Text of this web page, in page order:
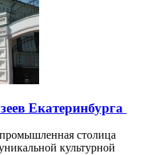
Екатеринбурга
столица
культурной